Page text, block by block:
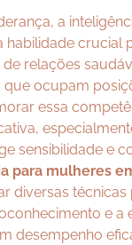
a
habilidade crucial
relações
que ocupam
essa
sensibilidade e
para mulheres
diversas
e a
desempenho